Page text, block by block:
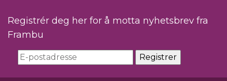
Registrér deg her for å motta nyhetsbrev fra
Frambu